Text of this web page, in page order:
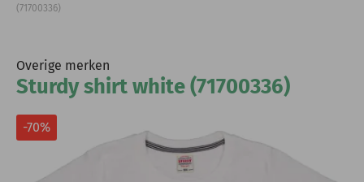
Jongenskleding
Volg ons:
(71700336)
Overige merken
Sturdy shirt white (71700336)
-70%